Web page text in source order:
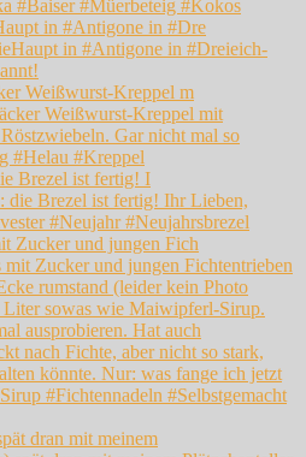
in #Antigone in #Dre
Weißwurst-Kreppel m
Brezel ist fertig! I
Zucker und jungen Fich
dran mit meinem